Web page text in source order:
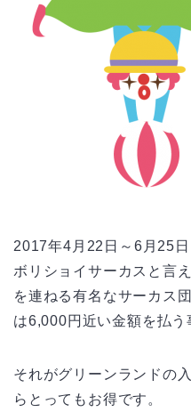
2017年4月22日～6月25日
ボリショイサーカスと言
を連ねる有名なサーカス
は6,000円近い金額を払う
それがグリーンランドの
らとってもお得です。